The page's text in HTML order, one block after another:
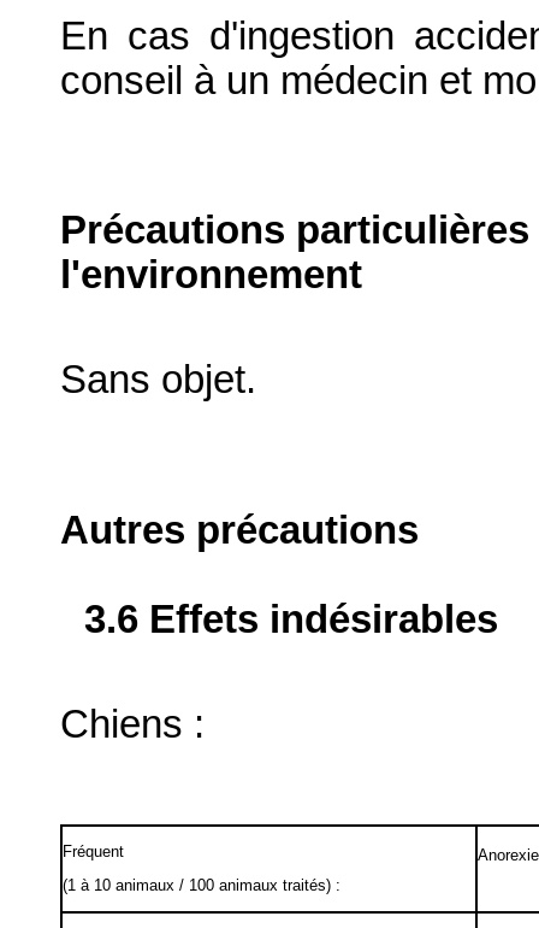
En cas d'ingestion
conseil à un médecin et
Précautions
l'environnement
Sans objet.
Autres précautions
3.6 Effets indésirables
Chiens :
Fréquent
(1 à 10 animaux / 100 animaux traités) :
Anorexie